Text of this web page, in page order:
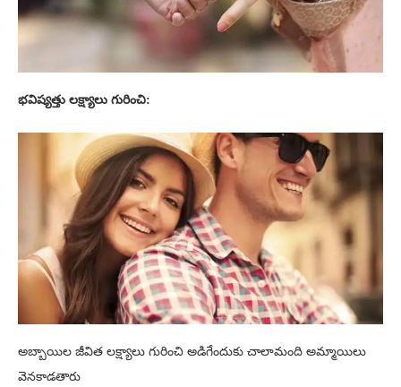
భవిష్యత్తు లక్ష్యాలు గురించి:
అబ్బాయిల జీవిత లక్ష్యాలు గురించి అడిగేందుకు చాలామంది అమ్మాయిలు
వెనకాడతారు